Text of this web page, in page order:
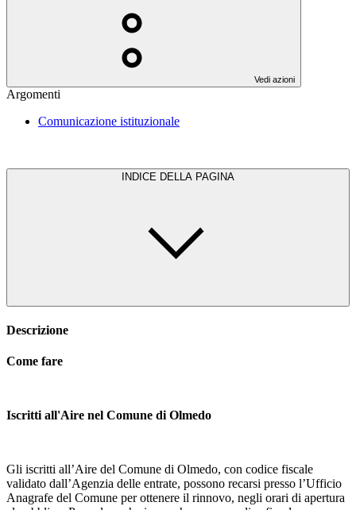
Vedi azioni
Argomenti
Comunicazione istituzionale
INDICE DELLA PAGINA
Descrizione
Come fare
Iscritti all'Aire nel Comune di Olmedo
Gli iscritti all’Aire del Comune di Olmedo, con codice fiscale
validato dall’Agenzia delle entrate, possono recarsi presso l’Ufficio
Anagrafe del Comune per ottenere il rinnovo, negli orari di apertura